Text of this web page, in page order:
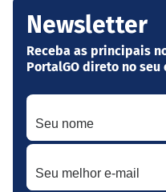
Newsletter
Receba as principais
PortalGO direto no seu
Seu nome
Seu melhor e-mail